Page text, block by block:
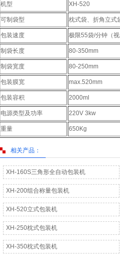
机型 XH-520
可制袋型 枕式袋、折角立式
包装速度 极限55袋/分钟（
制袋长度 80-350mm
制袋宽度 80-250mm
包装膜宽 max.520mm
包装容积 2000ml
电源类型及功率 220V 3kw
重量 650Kg
相关产品：
XH-160S三角形全自动包装机
XH-200组合称量包装机
XH-520立式包装机
XH-250枕式包装机
XH-350枕式包装机